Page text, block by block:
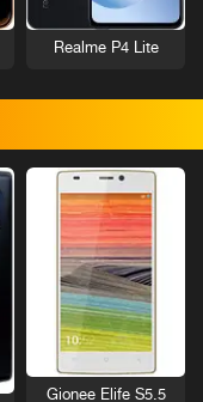
Realme P4 Lite
Gionee Elife S5.5